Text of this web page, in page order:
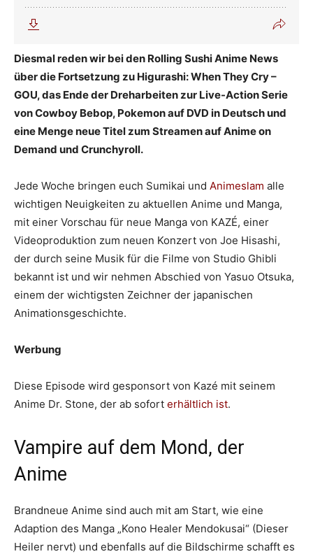
Diesmal reden wir bei den Rolling Sushi Anime News
über die Fortsetzung zu Higurashi: When They Cry –
GOU, das Ende der Dreharbeiten zur Live-Action Serie
von Cowboy Bebop, Pokemon auf DVD in Deutsch und
eine Menge neue Titel zum Streamen auf Anime on
Demand und Crunchyroll.
Jede Woche bringen euch Sumikai und Animeslam alle
wichtigen Neuigkeiten zu aktuellen Anime und Manga,
mit einer Vorschau für neue Manga von KAZÉ, einer
Videoproduktion zum neuen Konzert von Joe Hisashi,
der durch seine Musik für die Filme von Studio Ghibli
bekannt ist und wir nehmen Abschied von Yasuo Otsuka,
einem der wichtigsten Zeichner der japanischen
Animationsgeschichte.
Werbung
Diese Episode wird gesponsort von Kazé mit seinem
Anime Dr. Stone, der ab sofort erhältlich ist.
Vampire auf dem Mond, der
Anime
Brandneue Anime sind auch mit am Start, wie eine
Adaption des Manga „Kono Healer Mendokusai“ (Dieser
Heiler nervt) und ebenfalls auf die Bildschirme schafft es